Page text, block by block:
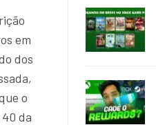
em
dos
o
da